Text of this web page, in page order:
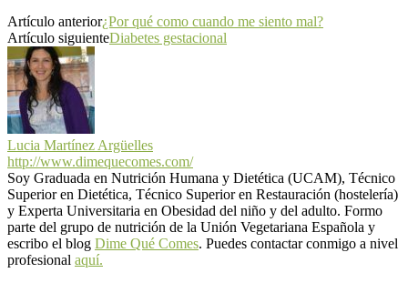
Artículo anterior¿Por qué como cuando me siento mal?
Artículo siguienteDiabetes gestacional
Lucia Martínez Argüelles
http://www.dimequecomes.com/
Soy Graduada en Nutrición Humana y Dietética (UCAM), Técnico
Superior en Dietética, Técnico Superior en Restauración (hostelería)
y Experta Universitaria en Obesidad del niño y del adulto. Formo
parte del grupo de nutrición de la Unión Vegetariana Española y
escribo el blog Dime Qué Comes. Puedes contactar conmigo a nivel
profesional aquí.